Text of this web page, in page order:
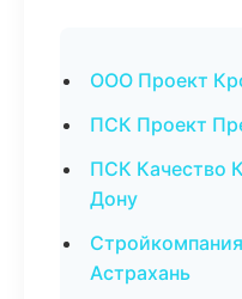
ООО Проект
ПСК Проект
ПСК Качество
Дону
Астрахань